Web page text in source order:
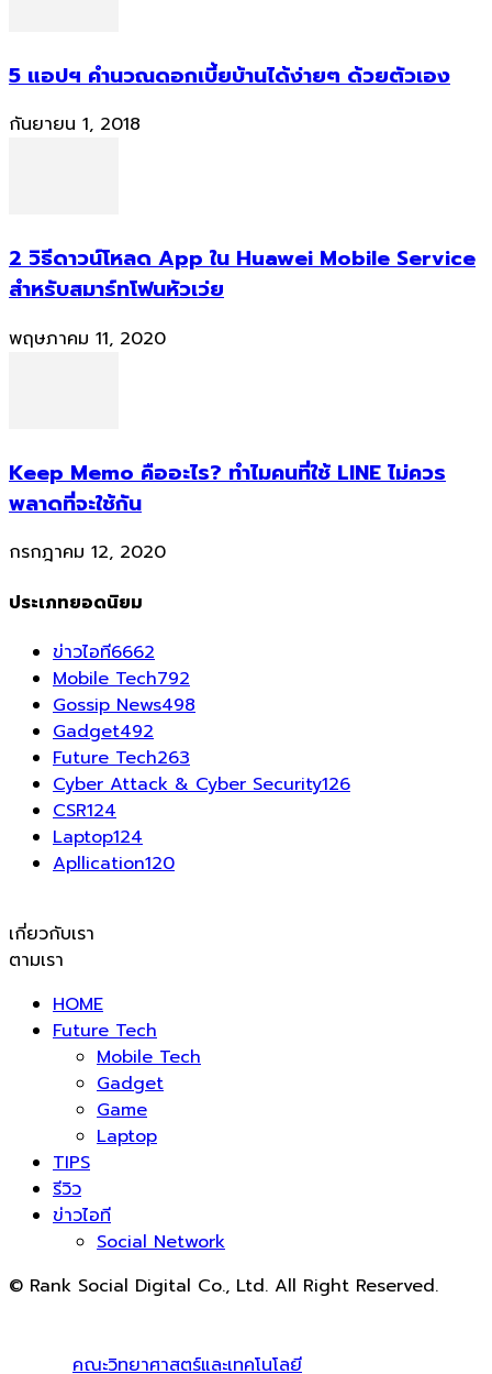
5 แอปฯ คำนวณดอกเบี้ยบ้านได้ง่ายๆ ด้วยตัวเอง
กันยายน 1, 2018
2 วิธีดาวน์โหลด App ใน Huawei Mobile Service
สำหรับสมาร์ทโฟนหัวเว่ย
พฤษภาคม 11, 2020
Keep Memo คืออะไร? ทำไมคนที่ใช้ LINE ไม่ควร
พลาดที่จะใช้กัน
กรกฎาคม 12, 2020
ประเภทยอดนิยม
ข่าวไอที6662
Mobile Tech792
Gossip News498
Gadget492
Future Tech263
Cyber Attack & Cyber Security126
CSR124
Laptop124
Apllication120
เกี่ยวกับเรา
ตามเรา
HOME
Future Tech
Mobile Tech
Gadget
Game
Laptop
TIPS
รีวิว
ข่าวไอที
Social Network
© Rank Social Digital Co., Ltd. All Right Reserved.
คณะวิทยาศาสตร์และเทคโนโลยี